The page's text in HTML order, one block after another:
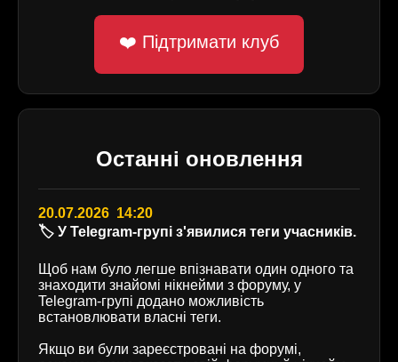
❤️ Підтримати клуб
Останні оновлення
20.07.2026 14:20
🏷️ У Telegram-групі з'явилися теги учасників.
Щоб нам було легше впізнавати один одного та
знаходити знайомі нікнейми з форуму, у
Telegram-групі додано можливість
встановлювати власні теги.
Якщо ви були зареєстровані на форумі,